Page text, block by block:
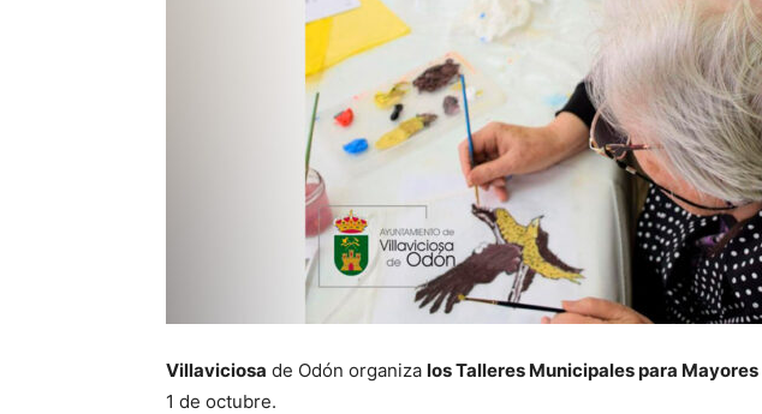
Villaviciosa de Odón organiza los Talleres Municipales para Mayores
1 de octubre.